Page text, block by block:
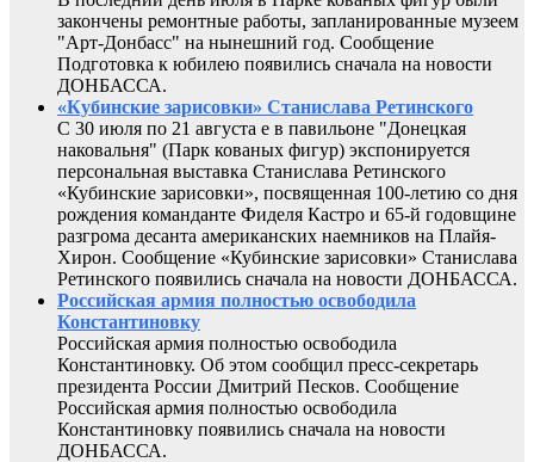
закончены ремонтные работы, запланированные музеем
"Арт-Донбасс" на нынешний год. Сообщение
Подготовка к юбилею появились сначала на новости
ДОНБАССА.
«Кубинские зарисовки» Станислава Ретинского
С 30 июля по 21 августа е в павильоне "Донецкая
наковальня" (Парк кованых фигур) экспонируется
персональная выставка Станислава Ретинского
«Кубинские зарисовки», посвященная 100-летию со дня
рождения команданте Фиделя Кастро и 65-й годовщине
разгрома десанта американских наемников на Плайя-
Хирон. Сообщение «Кубинские зарисовки» Станислава
Ретинского появились сначала на новости ДОНБАССА.
Российская армия полностью освободила
Константиновку
Российская армия полностью освободила
Константиновку. Об этом сообщил пресс-секретарь
президента России Дмитрий Песков. Сообщение
Российская армия полностью освободила
Константиновку появились сначала на новости
ДОНБАССА.